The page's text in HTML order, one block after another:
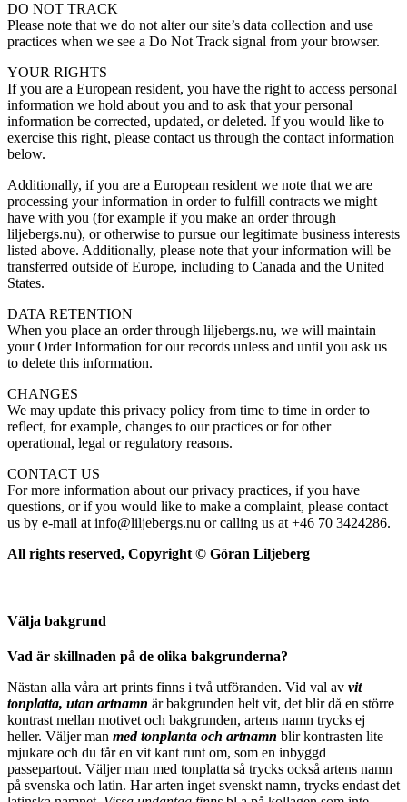
DO NOT TRACK
Please note that we do not alter our site’s data collection and use
practices when we see a Do Not Track signal from your browser.
YOUR RIGHTS
If you are a European resident, you have the right to access personal
information we hold about you and to ask that your personal
information be corrected, updated, or deleted. If you would like to
exercise this right, please contact us through the contact information
below.
Additionally, if you are a European resident we note that we are
processing your information in order to fulfill contracts we might
have with you (for example if you make an order through
liljebergs.nu), or otherwise to pursue our legitimate business interests
listed above. Additionally, please note that your information will be
transferred outside of Europe, including to Canada and the United
States.
DATA RETENTION
When you place an order through liljebergs.nu, we will maintain
your Order Information for our records unless and until you ask us
to delete this information.
CHANGES
We may update this privacy policy from time to time in order to
reflect, for example, changes to our practices or for other
operational, legal or regulatory reasons.
CONTACT US
For more information about our privacy practices, if you have
questions, or if you would like to make a complaint, please contact
us by e-mail at info@liljebergs.nu or calling us at +46 70 3424286.
All rights reserved, Copyright © Göran Liljeberg
Välja bakgrund
Vad är skillnaden på de olika bakgrunderna?
Nästan alla våra art prints finns i två utföranden. Vid val av vit
tonplatta, utan artnamn är bakgrunden helt vit, det blir då en större
kontrast mellan motivet och bakgrunden, artens namn trycks ej
heller. Väljer man med tonplanta och artnamn blir kontrasten lite
mjukare och du får en vit kant runt om, som en inbyggd
passepartout. Väljer man med tonplatta så trycks också artens namn
på svenska och latin. Har arten inget svenskt namn, trycks endast det